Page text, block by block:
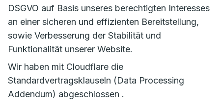
DSGVO auf Basis unseres berechtigten Interesses
an einer sicheren und effizienten Bereitstellung,
sowie Verbesserung der Stabilität und
Funktionalität unserer Website.
Wir haben mit Cloudflare die
Standardvertragsklauseln (Data Processing
Addendum) abgeschlossen .